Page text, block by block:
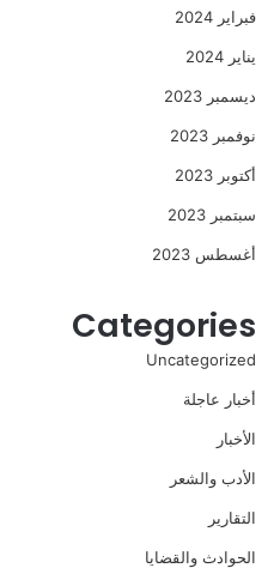
فبراير 2024
يناير 2024
ديسمبر 2023
نوفمبر 2023
أكتوبر 2023
سبتمبر 2023
أغسطس 2023
Categories
Uncategorized
أخبار عاجلة
الأخبار
الأدب والشعر
التقارير
الحوادث والقضايا